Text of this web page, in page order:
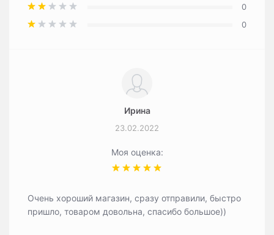
0
0
Ирина
23.02.2022
Моя оценка:
Очень хороший магазин, сразу отправили, быстро
пришло, товаром довольна, спасибо большое))